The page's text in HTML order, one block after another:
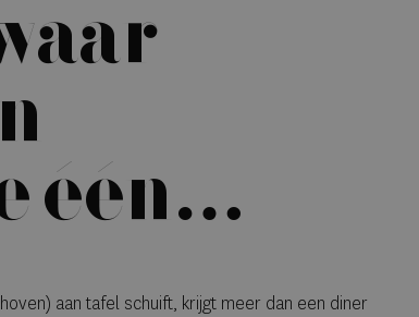
één
aan tafel schuift, krijgt meer dan een diner